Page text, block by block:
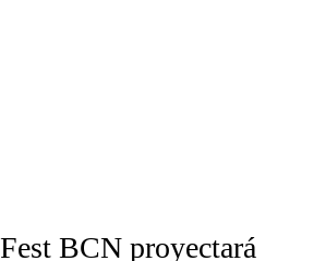
BCN proyectará